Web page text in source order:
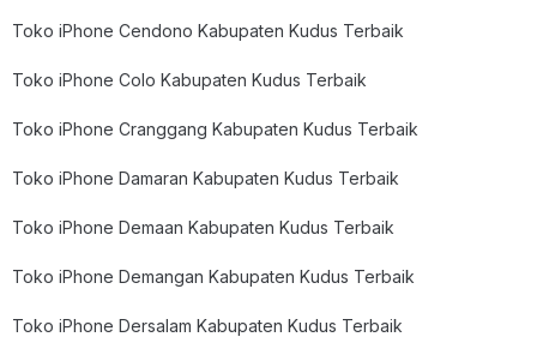
Toko iPhone Cendono Kabupaten Kudus Terbaik
Toko iPhone Colo Kabupaten Kudus Terbaik
Toko iPhone Cranggang Kabupaten Kudus Terbaik
Toko iPhone Damaran Kabupaten Kudus Terbaik
Toko iPhone Demaan Kabupaten Kudus Terbaik
Toko iPhone Demangan Kabupaten Kudus Terbaik
Toko iPhone Dersalam Kabupaten Kudus Terbaik